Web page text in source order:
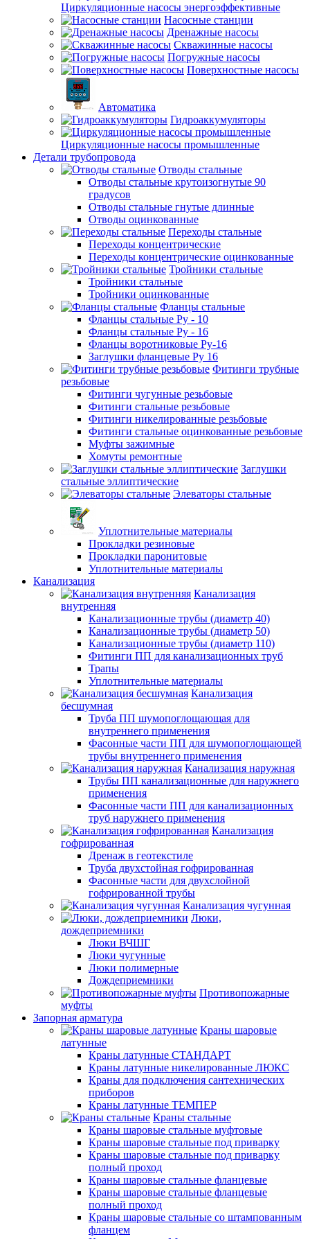
Циркуляционные насосы энергоэффективные
Насосные станции
Дренажные насосы
Скважинные насосы
Погружные насосы
Поверхностные насосы
Автоматика
Гидроаккумуляторы
Циркуляционные насосы промышленные
Детали трубопровода
Отводы стальные
Отводы стальные крутоизогнутые 90
градусов
Отводы стальные гнутые длинные
Отводы оцинкованные
Переходы стальные
Переходы концентрические
Переходы концентрические оцинкованные
Тройники стальные
Тройники стальные
Тройники оцинкованные
Фланцы стальные
Фланцы стальные Ру - 10
Фланцы стальные Ру - 16
Фланцы воротниковые Ру-16
Заглушки фланцевые Ру 16
Фитинги трубные
резьбовые
Фитинги чугунные резьбовые
Фитинги стальные резьбовые
Фитинги никелированные резьбовые
Фитинги стальные оцинкованные резьбовые
Муфты зажимные
Хомуты ремонтные
Заглушки
стальные эллиптические
Элеваторы стальные
Уплотнительные материалы
Прокладки резиновые
Прокладки паронитовые
Уплотнительные материалы
Канализация
Канализация
внутренняя
Канализационные трубы (диаметр 40)
Канализационные трубы (диаметр 50)
Канализационные трубы (диаметр 110)
Фитинги ПП для канализационных труб
Трапы
Уплотнительные материалы
Канализация
бесшумная
Труба ПП шумопоглощающая для
внутреннего применения
Фасонные части ПП для шумопоглощающей
трубы внутреннего применения
Канализация наружная
Трубы ПП канализационные для наружнего
применения
Фасонные части ПП для канализационных
труб наружнего применения
Канализация
гофрированная
Дренаж в геотекстиле
Труба двухстойная гофрированная
Фасонные части для двухслойной
гофрированной трубы
Канализация чугунная
Люки,
дождеприемники
Люки ВЧШГ
Люки чугунные
Люки полимерные
Дождеприемники
Противопожарные
муфты
Запорная арматура
Краны шаровые
латунные
Краны латунные СТАНДАРТ
Краны латунные никелированные ЛЮКС
Краны для подключения сантехнических
приборов
Краны латунные ТЕМПЕР
Краны стальные
Краны шаровые стальные муфтовые
Краны шаровые стальные под приварку
Краны шаровые стальные под приварку
полный проход
Краны шаровые стальные фланцевые
Краны шаровые стальные фланцевые
полный проход
Краны шаровые стальные со штампованным
фланцем